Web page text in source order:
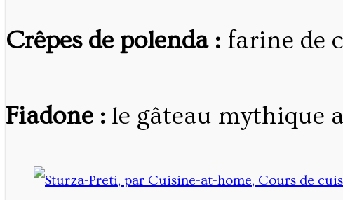
Crêpes de polenda : farine de
Fiadone : le gâteau mythique